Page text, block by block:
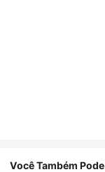
Você Também